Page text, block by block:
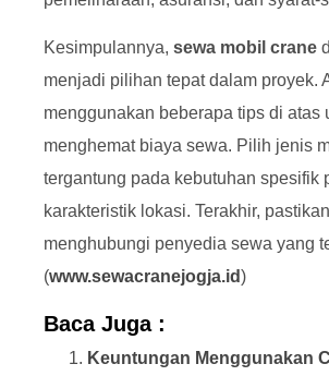
Kesimpulannya, sewa mobil crane
menjadi pilihan tepat dalam proyek.
menggunakan beberapa tips di atas
menghemat biaya sewa. Pilih jenis
tergantung pada kebutuhan spesifik
karakteristik lokasi. Terakhir,
menghubungi penyedia sewa yang
(www.sewacranejogja.id)
Baca Juga :
Keuntungan Menggunakan